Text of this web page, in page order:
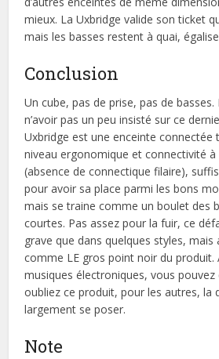
mieux. La Uxbridge valide son ticket
mais les basses restent à quai,
Conclusion
Un cube, pas de prise, pas de
n’avoir pas un peu insisté sur ce
Uxbridge est une enceinte connectée
niveau ergonomique et connectivité à
(absence de connectique filaire),
pour avoir sa place parmi les bons
mais se traine comme un boulet des
courtes. Pas assez pour la fuir, ce
grave que dans quelques styles,
comme LE gros point noir du produit.
musiques électroniques, vous
oubliez ce produit, pour les autres, la
largement se poser.
Note